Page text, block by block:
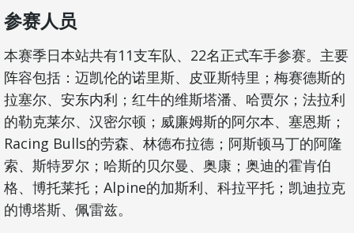
参赛人员
本赛季日本站共有11支车队、22名正式车手参赛。主要
阵容包括：迈凯伦的诺里斯、皮亚斯特里；梅赛德斯的
拉塞尔、安东内利；红牛的维斯塔潘、哈贾尔；法拉利
的勒克莱尔、汉密尔顿；威廉姆斯的阿尔本、塞恩斯；
Racing Bulls的劳森、林德布拉德；阿斯顿马丁的阿隆
索、斯特罗尔；哈斯的贝尔曼、奥康；奥迪的霍肯伯
格、博托莱托；Alpine的加斯利、科拉平托；凯迪拉克
的博塔斯、佩雷兹。